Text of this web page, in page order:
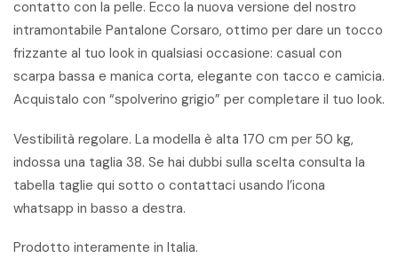
contatto con la pelle. Ecco la nuova versione del nostro
intramontabile Pantalone Corsaro, ottimo per dare un tocco
frizzante al tuo look in qualsiasi occasione: casual con
scarpa bassa e manica corta, elegante con tacco e camicia.
Acquistalo con “spolverino grigio” per completare il tuo look.
Vestibilità regolare. La modella è alta 170 cm per 50 kg,
indossa una taglia 38. Se hai dubbi sulla scelta consulta la
tabella taglie qui sotto o contattaci usando l’icona
whatsapp in basso a destra.
Prodotto interamente in Italia.